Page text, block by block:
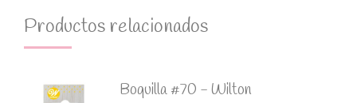
Productos relacionados
Boquilla #70 - Wilton